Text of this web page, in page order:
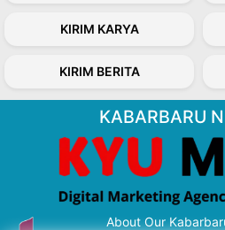
KIRIM KARYA
KIRIM BERITA
KABARBARU
About Our